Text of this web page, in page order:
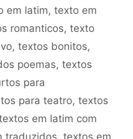
em latim, texto em
romanticos, texto
, textos bonitos,
poemas, textos
para
para teatro, textos
em latim com
traduzidos, textos em